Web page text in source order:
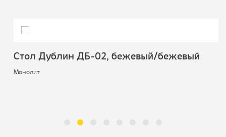
Стол Дублин ДБ-02, бежевый/бежевый
Монолит